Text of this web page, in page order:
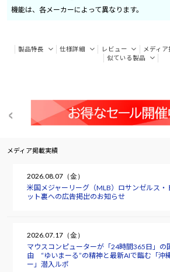
機能は、各メーカーによって異なります。
製品特長 仕様詳細 レビュー メディア
似ている製品
メディア掲載実績
2026.08.07（金）
米国メジャーリーグ（MLB）ロサンゼルス・
ット裏への広告掲出のお知らせ
2026.07.17（金）
マウスコンピューターが「24時間365日」の
由 “ゆいまーる”の精神と最新AIで臨む「沖
ー」潜入ルポ